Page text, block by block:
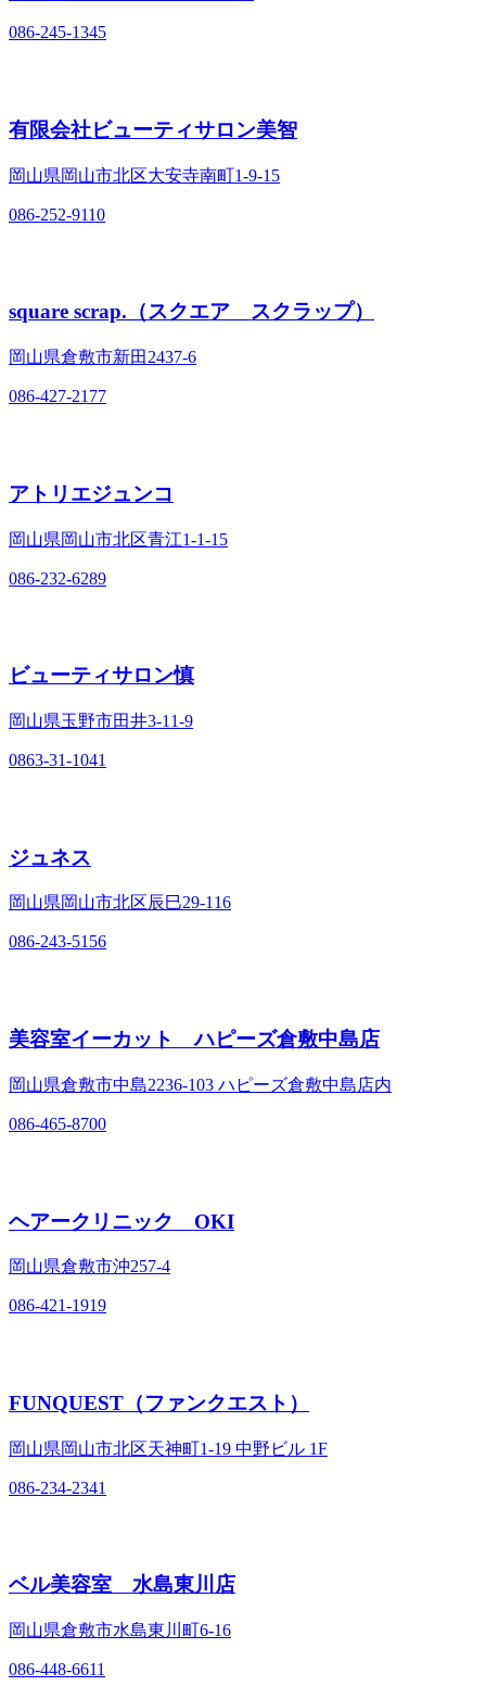
086-245-1345
有限会社ビューティサロン美智
岡山県岡山市北区大安寺南町1‐9‐15
086-252-9110
square scrap.（スクエア スクラップ）
岡山県倉敷市新田2437‐6
086-427-2177
アトリエジュンコ
岡山県岡山市北区青江1‐1‐15
086-232-6289
ビューティサロン慎
岡山県玉野市田井3‐11‐9
0863-31-1041
ジュネス
岡山県岡山市北区辰巳29‐116
086-243-5156
美容室イーカット ハピーズ倉敷中島店
岡山県倉敷市中島2236‐103 ハピーズ倉敷中島店内
086-465-8700
ヘアークリニック OKI
岡山県倉敷市沖257‐4
086-421-1919
FUNQUEST（ファンクエスト）
岡山県岡山市北区天神町1‐19 中野ビル 1F
086-234-2341
ベル美容室 水島東川店
岡山県倉敷市水島東川町6‐16
086-448-6611